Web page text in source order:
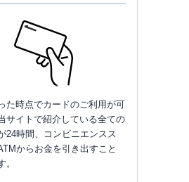
た時点でカードのご利用が可
サイトで紹介している全ての
24時間、コンビニエンスス
からお金を引き出すこと
。